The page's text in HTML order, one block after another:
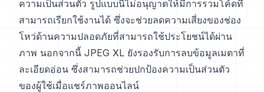
ความเป็นส่วนตัว รูปแบบนี้ไม่อนุญาตให้มีการรวมโค้ดที่
สามารถเรียกใช้งานได้ ซึ่งจะช่วยลดความเสี่ยงของช่อง
โหว่ด้านความปลอดภัยที่สามารถใช้ประโยชน์ได้ผ่าน
ภาพ นอกจากนี้ JPEG XL ยังรองรับการลบข้อมูลเมตาที่
ละเอียดอ่อน ซึ่งสามารถช่วยปกป้องความเป็นส่วนตัว
ของผู้ใช้เมื่อแชร์ภาพออนไลน์